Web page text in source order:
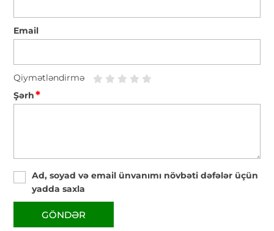
Email
Qiymətləndirmə
Şərh*
Ad, soyad və email ünvanımı növbəti dəfələr üçün
yadda saxla
GÖNDƏR